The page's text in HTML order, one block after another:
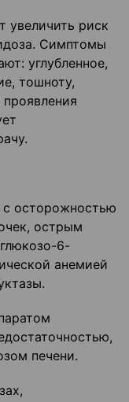
увеличить риск
Симптомы
углубленное,
тошноту,
с осторожностью
острым
6-
анемией
печени.